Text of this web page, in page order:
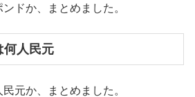
ドか、まとめました。
何人民元
元か、まとめました。